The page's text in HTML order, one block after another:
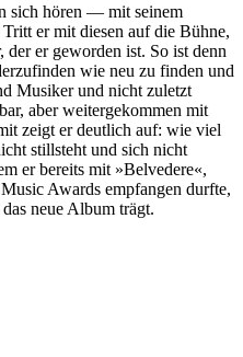
sich hören — mit seinem
er mit diesen auf die Bühne,
er geworden ist. So ist denn
wie neu zu finden und
Musiker und nicht zuletzt
aber weitergekommen mit
zeigt er deutlich auf: wie viel
stillsteht und sich nicht
er bereits mit »Belvedere«,
Awards empfangen durfte,
neue Album trägt.